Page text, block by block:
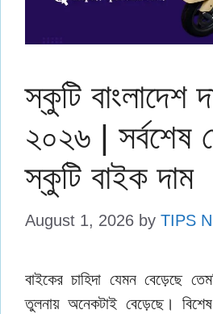
স্কুটি বাংলাদেশ
২০২৬ | সর্বশেষ
স্কুটি বাইক দাম
August 1, 2026 by TIPS
বাইকের চাহিদা যেমন বেড়েছে
তুলনায় অনেকটাই বেড়েছে।